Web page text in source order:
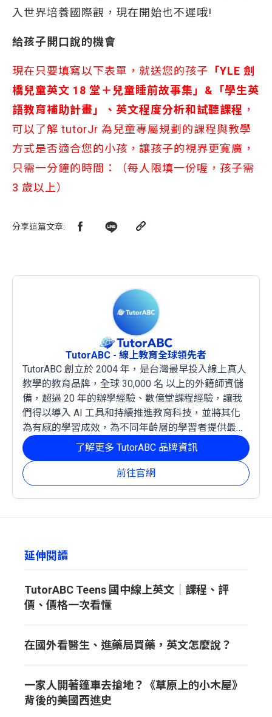
入世界培養國際觀，現在開始也不遲哦!
給孩子開口說的機會
現在只要填寫以下表單，就送您的孩子 「YLE 劍
橋兒童英文 18 堂＋兒童睡前故事集」&「學生英
語教育補助計畫」、英文程度分析和試聽課程 ，
可以了解 tutorJr 為兒童專屬規劃的課程與教學
方式是否適合您的小孩，讓孩子的視界更寬廣，
只需一分鐘的時間：（每人限填一份喔，孩子需
3 歲以上）
分享這篇文章:
TutorABC - 線上教育全球領先者
TutorABC 創立於 2004 年，是台灣最早投入線上真人
教學的教育品牌，全球 30,000 名 以上的外籍師資儲
備，超過 20 年的辦學經驗、數億堂課程經驗，讓我
們得以導入 AI 工具和持續推進教育科技，並將其化
為有感的學習成效，為不同年齡層的學習者提供最穩
定且有效的成長路徑。
前往官網
了解更多 TutorABC 品牌資訊
延伸閱讀
TutorABC Teens 國中線上英文｜課程、評
價、價格一次看懂
在國外看醫生、進藥局買藥，英文怎麼說？
一家人開著篷車去搶地？《草原上的小木屋》
背後的美國西進史